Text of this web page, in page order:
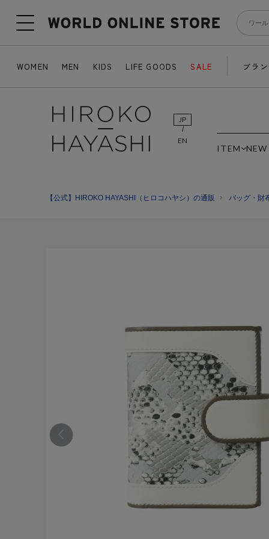
WOMEN MEN KIDS LIFE GOODS SALE ブラ
JP
EN
ITEM
【公式】HIROKO HAYASHI（ヒロコハヤシ）の通販 バッグ・財